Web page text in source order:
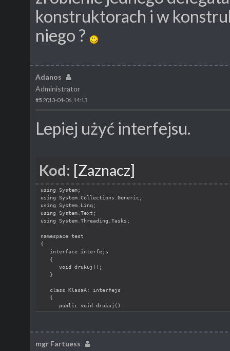
konstruktorach i w
niego ?
Adanos
Administrator
#5 2013-04-06, 14:13
Lepiej użyć interfejsu.
Kod: [Zaznacz]
using System;
using System.Collections.Generic;
using System.Linq;
using System.Text;
using System.Threading.Tasks;
namespace test
{
interface interfejs
{
void drukuj();
}
class KlasaA: interfejs
{
public void drukuj()
{
mgr Fartuess